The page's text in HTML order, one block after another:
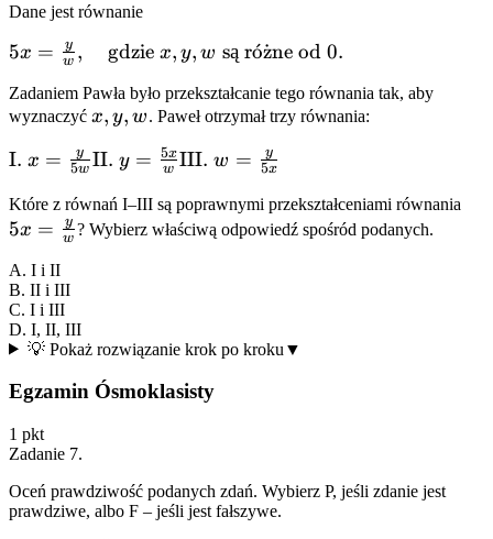
Dane jest równanie
5x =
{w},
\quad
\text{gdzie
} x, y, w
\text{ są
różne od }
5x = w
y , gdzie x, y, w sąro
ˊz
˙ne od 0.
Zadaniem Pawła było przekształcanie tego równania tak, aby
wyznaczyć x,
w
x, y, w. Paweł otrzymał trzy równania:
\text{I.
\frac{y}
{5w}
I. x = 5w
y
\text{II.
\frac{5x}
{w}
II.y = w
5x\text{III.
\frac{y}
{5x}
III.w = 5x
y
Które z równań I–III są poprawnymi przekształceniami równania
5x = w
y ? Wybierz właściwą odpowiedź spośród podanych.
A. I i II
B. II i III
C. I i III
D. I, II, III
💡 Pokaż rozwiązanie krok po kroku ▼
Egzamin Ósmoklasisty
1 pkt
Zadanie 7.
Oceń prawdziwość podanych zdań. Wybierz P, jeśli zdanie jest
prawdziwe, albo F – jeśli jest fałszywe.